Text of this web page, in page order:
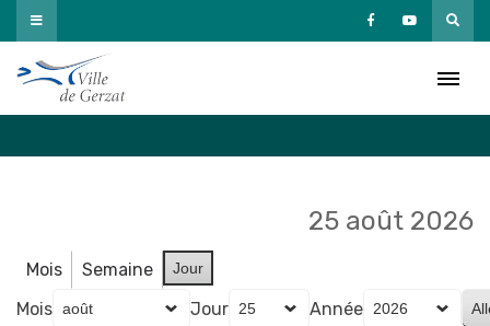
Passer
au
contenu
25 août 2026
Mois Semaine Jour
Mois Jour
Année